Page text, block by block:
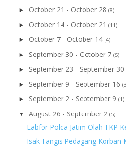
► October 21 - October 28 (8)
► October 14 - October 21 (11)
► October 7 - October 14 (4)
► September 30 - October 7 (5)
► September 23 - September 30
► September 9 - September 16
► September 2 - September 9 (1)
▼ August 26 - September 2 (5)
Labfor Polda Jatim Olah TKP
Isak Tangis Pedagang Korban